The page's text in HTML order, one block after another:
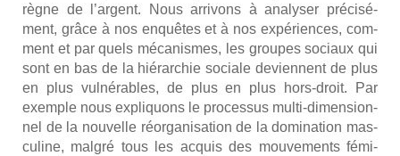
règne de l’argent. Nous arri­vons à ana­ly­ser pré­ci­sé­
ment, grâce à nos enquêtes et à nos expé­riences, com­
ment et par quels méca­nismes, les groupes sociaux qui
sont en bas de la hié­rar­chie sociale deviennent de plus
en plus vul­né­rables, de plus en plus hors-droit. Par
exemple nous expli­quons le pro­ces­sus mul­ti-dimen­sion­
nel de la nou­velle réor­ga­ni­sa­tion de la domi­na­tion mas­
cu­line, mal­gré tous les acquis des mou­ve­ments fémi­